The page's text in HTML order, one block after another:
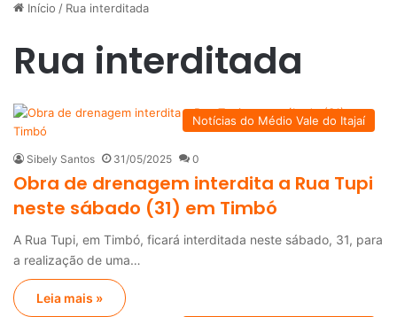
Início / Rua interditada
Rua interditada
Notícias do Médio Vale do Itajaí
Sibely Santos 31/05/2025 0
Obra de drenagem interdita a Rua Tupi
neste sábado (31) em Timbó
A Rua Tupi, em Timbó, ficará interditada neste sábado, 31, para
a realização de uma…
Leia mais »